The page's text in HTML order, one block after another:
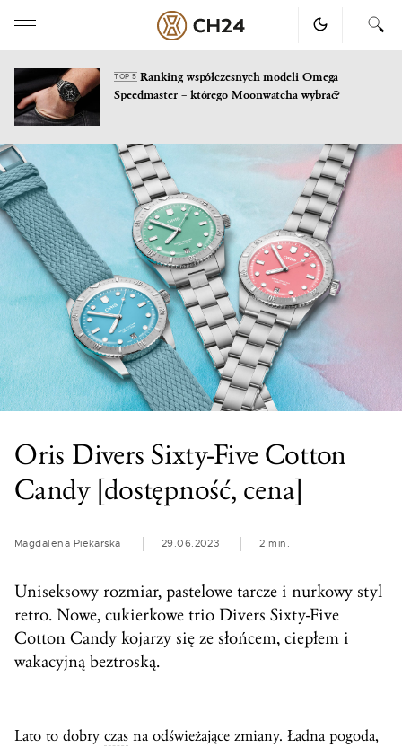
Skip
to
content
TOP 5Ranking współczesnych modeli Omega
Speedmaster – którego Moonwatcha wybrać?
Oris Divers Sixty-Five Cotton
Candy [dostępność, cena]
Magdalena Piekarska 29.06.2023 2 min.
Uniseksowy rozmiar, pastelowe tarcze i nurkowy styl
retro. Nowe, cukierkowe trio Divers Sixty-Five
Cotton Candy kojarzy się ze słońcem, ciepłem i
wakacyjną beztroską.
Lato to dobry czas na odświeżające zmiany. Ładna pogoda,